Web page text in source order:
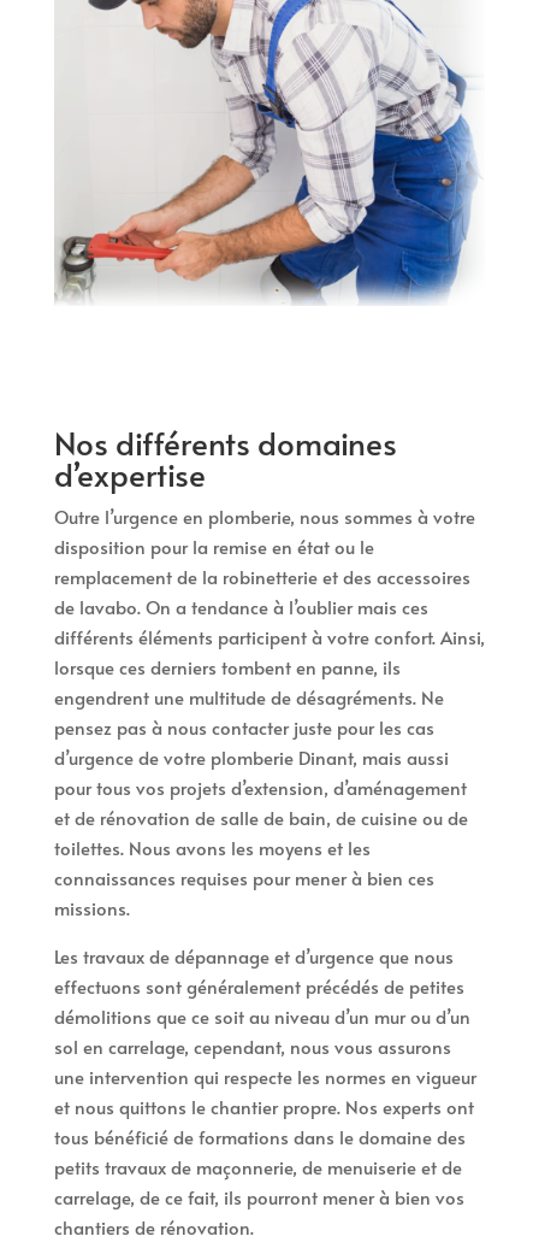
Nos différents domaines
d’expertise
Outre l’urgence en plomberie, nous sommes à votre
disposition pour la remise en état ou le
remplacement de la robinetterie et des accessoires
de lavabo. On a tendance à l’oublier mais ces
différents éléments participent à votre confort. Ainsi,
lorsque ces derniers tombent en panne, ils
engendrent une multitude de désagréments. Ne
pensez pas à nous contacter juste pour les cas
d’urgence de votre plomberie Dinant, mais aussi
pour tous vos projets d’extension, d’aménagement
et de rénovation de salle de bain, de cuisine ou de
toilettes. Nous avons les moyens et les
connaissances requises pour mener à bien ces
missions.
Les travaux de dépannage et d’urgence que nous
effectuons sont généralement précédés de petites
démolitions que ce soit au niveau d’un mur ou d’un
sol en carrelage, cependant, nous vous assurons
une intervention qui respecte les normes en vigueur
et nous quittons le chantier propre. Nos experts ont
tous bénéficié de formations dans le domaine des
petits travaux de maçonnerie, de menuiserie et de
carrelage, de ce fait, ils pourront mener à bien vos
chantiers de rénovation.